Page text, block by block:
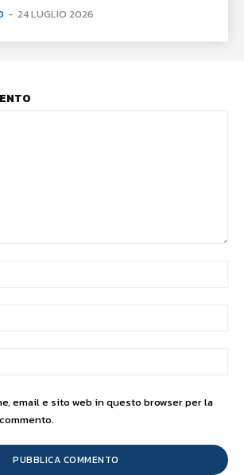
- 24 LUGLIO 2026
email e sito web in questo browser per la